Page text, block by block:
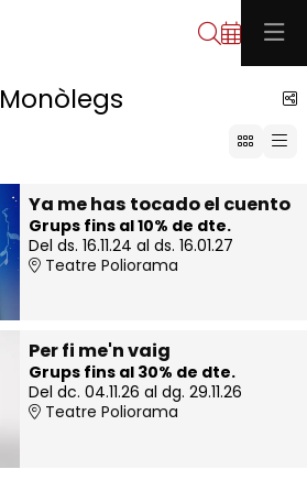
Cerca
Monòlegs
Ya me has tocado el cuento
Grups fins al 10% de dte.
Del ds. 16.11.24 al ds. 16.01.27
Teatre Poliorama
Per fi me'n vaig
Grups fins al 30% de dte.
Del dc. 04.11.26 al dg. 29.11.26
Teatre Poliorama